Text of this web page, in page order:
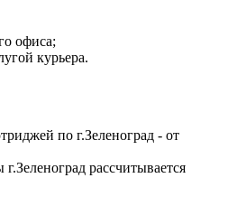
офиса;
курьера.
по г.Зеленоград - от
г.Зеленоград рассчитывается